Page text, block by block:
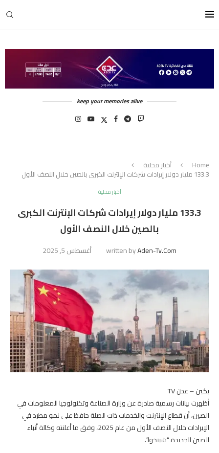
keep your memories alive
Home أخبار محلية
133.3 مليار دولار إيرادات شركات الإنترنت الكبرى بالصين خلال النصف الأول
أخبار محلية
133.3 مليار دولار إيرادات شركات الإنترنت الكبرى
بالصين خلال النصف الأول
written byAden-Tv.com أغسطس 5, 2025
بكين – عدن TV
أظهرت بيانات رسمية صادرة عن وزارة الصناعة وتكنولوجيا المعلومات في
الصين، أن قطاع الإنترنت والخدمات ذات الصلة حافظ على نمو مطرد في
الإيرادات خلال النصف الأول من عام 2025، وفق ما أعلنته وكالة أنباء
الصين الجديدة “شينخوا”.